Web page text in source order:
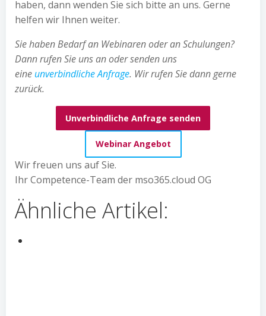
haben, dann wenden Sie sich bitte an uns. Gerne
helfen wir Ihnen weiter.
Sie haben Bedarf an Webinaren oder an Schulungen?
Dann rufen Sie uns an oder senden uns
eine unverbindliche Anfrage. Wir rufen Sie dann gerne
zurück.
Unverbindliche Anfrage senden
Webinar Angebot
Wir freuen uns auf Sie.
Ihr Competence-Team der mso365.cloud OG
Ähnliche Artikel: